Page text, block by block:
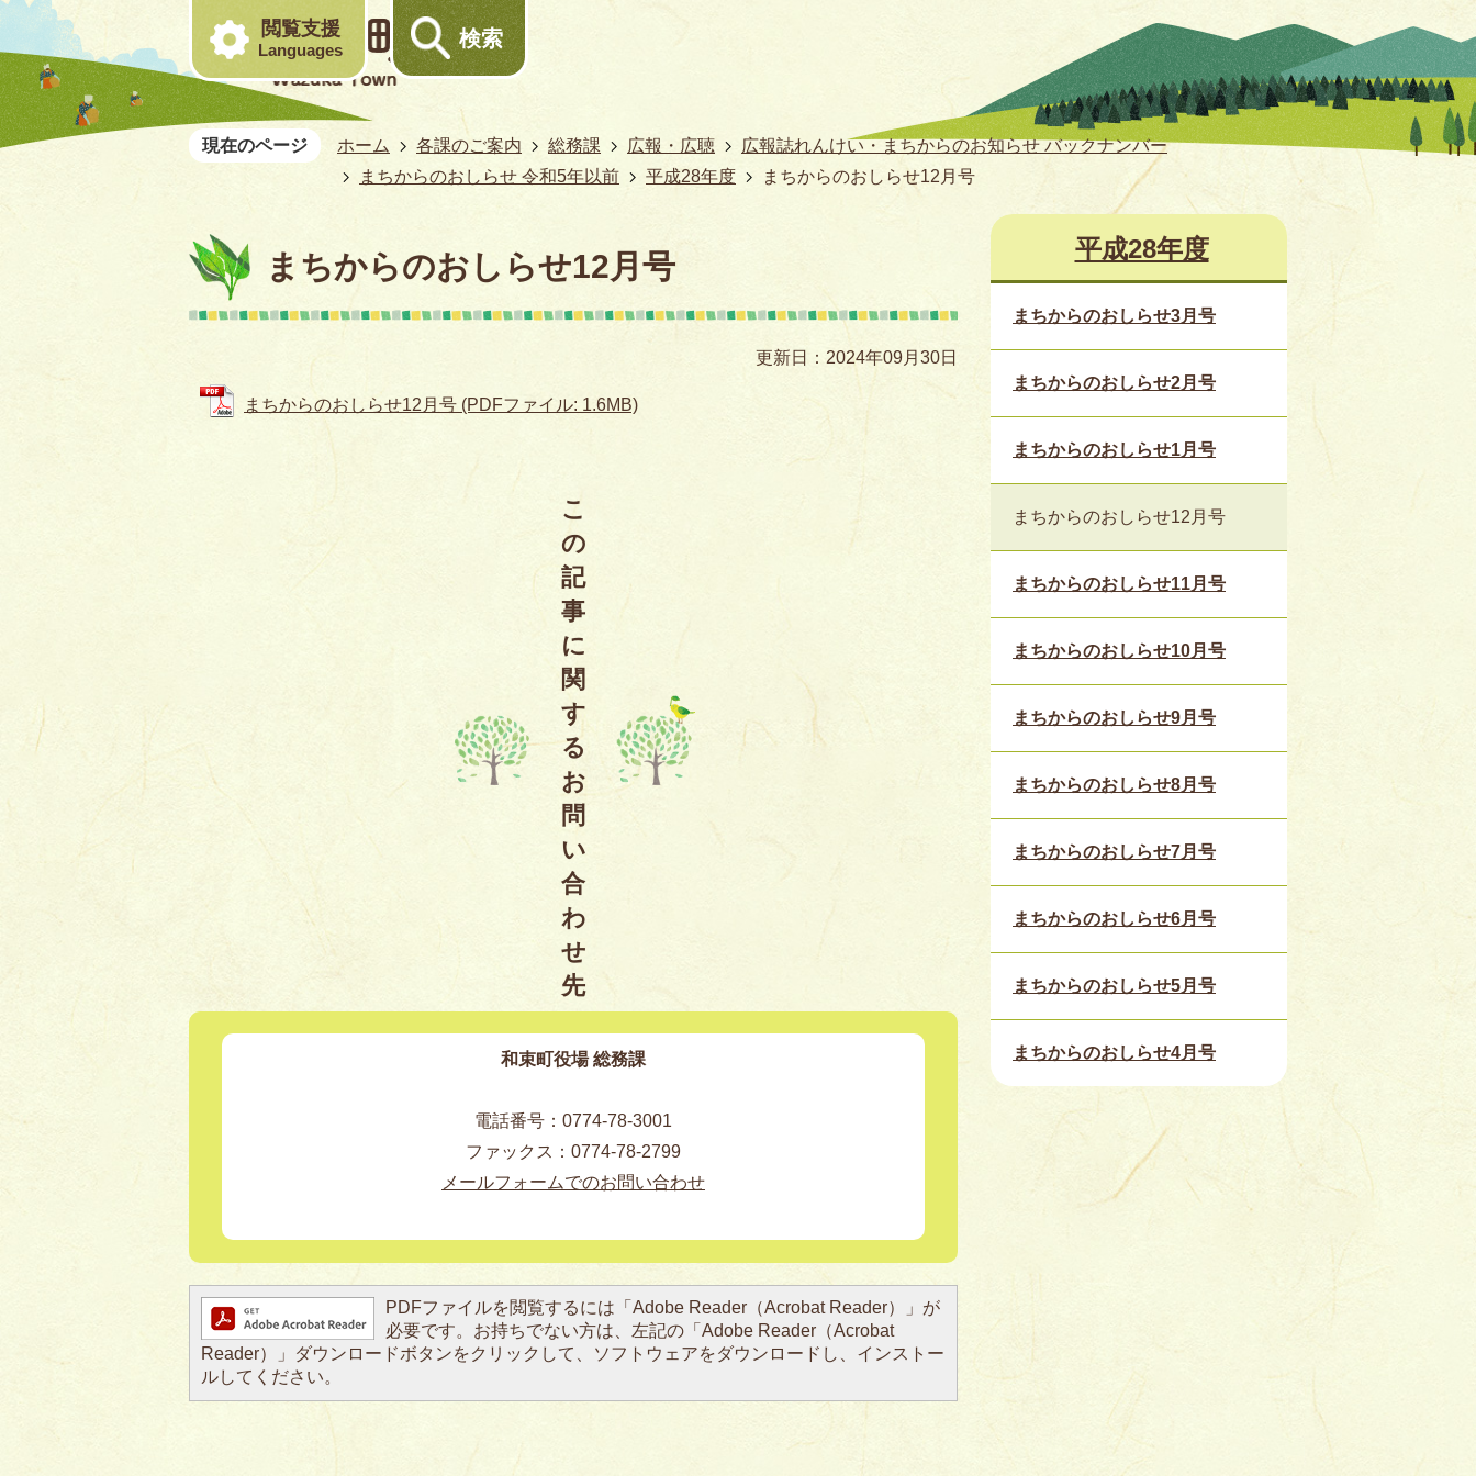
閲覧支援
Languages 検索
現在のページ ホーム 各課のご案内 総務課 広報・広聴
広報誌れんけい・まちからのお知らせ バックナンバー
まちからのおしらせ 令和5年以前
平成28年度 まちからのおしらせ12月号
まちからのおしらせ12月号
更新日：2024年09月30日
まちからのおしらせ12月号 (PDFファイル: 1.6MB)
こ
の
記
事
に
関
す
る
お
問
い
合
わ
せ
先
和束町役場 総務課
電話番号：0774-78-3001
ファックス：0774-78-2799
メールフォームでのお問い合わせ
PDFファイルを閲覧するには「Adobe Reader（Acrobat Reader）」が
必要です。お持ちでない方は、左記の「Adobe Reader（Acrobat
Reader）」ダウンロードボタンをクリックして、ソフトウェアをダウンロードし、インストー
ルしてください。
平成28年度
まちからのおしらせ3月号
まちからのおしらせ2月号
まちからのおしらせ1月号
まちからのおしらせ12月号
まちからのおしらせ11月号
まちからのおしらせ10月号
まちからのおしらせ9月号
まちからのおしらせ8月号
まちからのおしらせ7月号
まちからのおしらせ6月号
まちからのおしらせ5月号
まちからのおしらせ4月号